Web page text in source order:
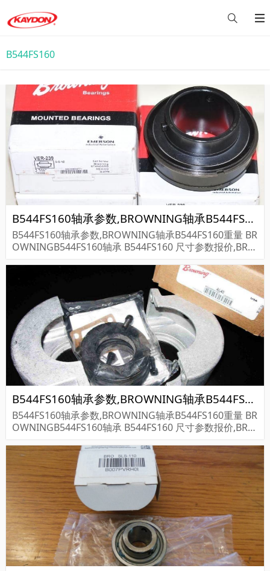
B544FS160
B544FS160轴承参数,BROWNING轴承B544FS160重量
B544FS160轴承参数,BROWNING轴承B544FS160重量 BR
OWNINGB544FS160轴承 B544FS160 尺寸参数报价,BRO
B544FS160轴承参数,BROWNING轴承B544FS160重量
B544FS160轴承参数,BROWNING轴承B544FS160重量 BR
OWNINGB544FS160轴承 B544FS160 尺寸参数报价,BRO
S160...